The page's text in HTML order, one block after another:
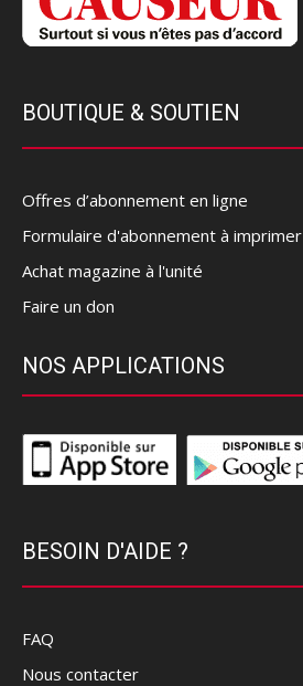
BOUTIQUE & SOUTIEN
Offres d’abonnement en ligne
Formulaire d'abonnement à imprimer
Achat magazine à l'unité
Faire un don
NOS APPLICATIONS
BESOIN D'AIDE ?
FAQ
Nous contacter